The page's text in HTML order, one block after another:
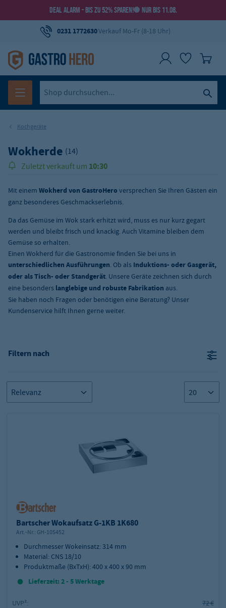
DEAL ALARM - BIS ZU 52% SPAREN! NUR BIS 11.08.
0231 1772630Verkauf Mo-Fr (8-18 Uhr)
Kochgeräte
Wokherde (14)
Zuletzt verkauft um 10:30
Mit einem Wokherd von GastroHero versprechen Sie Ihren Gästen ein
ganz besonderes Geschmackserlebnis.
Da das Gemüse im Wok stark erhitzt wird, muss es nur kurz gegart
werden und bleibt frisch und knackig. Auch Vitamine bleiben dem
Gemüse so erhalten.
Einen Wokherd für die Gastronomie finden Sie bei uns in
unterschiedlichen Ausführungen. Ob als Induktions- oder Gasgerät,
oder als Tisch- oder Standgerät. Unsere Geräte zeichnen sich durch
eine besonders langlebige und robuste Fabrikation aus.
Sie haben noch Fragen oder benötigen eine Beratung? Unser
Kundenservice hilft Ihnen gerne weiter.
Filtern nach
Bartscher Wokaufsatz G-1KB 1K680
Art.-Nr.: GH-105452
Durchmesser Wokeinsatz: 314 mm
Material: CNS 18/10
Produktmaße (BxTxH): 400 x 400 x 90 mm
Lieferzeit: 2 - 5 Werktage
UVP²:
72 €